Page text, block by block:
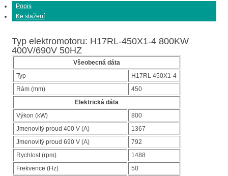
Popis
Ke stažení
Typ elektromotoru: H17RL-450X1-4 800KW
400V/690V 50HZ
Všeobecná dáta
Typ
H17RL 450X1-4
Rám (mm)
450
Elektrická dáta
Výkon (kW)
800
Jmenovitý proud 400 V (A)
1367
Jmenovitý proud 690 V (A)
792
Rychlost (rpm)
1488
Frekvence (Hz)
50